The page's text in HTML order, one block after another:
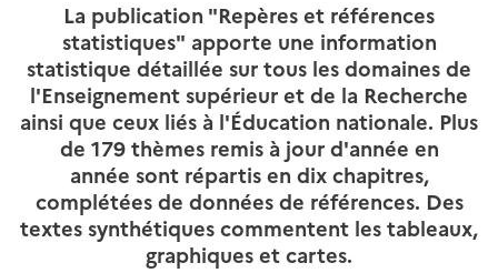
La publication "Repères et références
statistiques" apporte une information
statistique détaillée sur tous les domaines de
l'Enseignement supérieur et de la Recherche
ainsi que ceux liés à l'Éducation nationale. Plus
de 179 thèmes remis à jour d'année en
année sont répartis en dix chapitres,
complétées de données de références. Des
textes synthétiques commentent les tableaux,
graphiques et cartes.